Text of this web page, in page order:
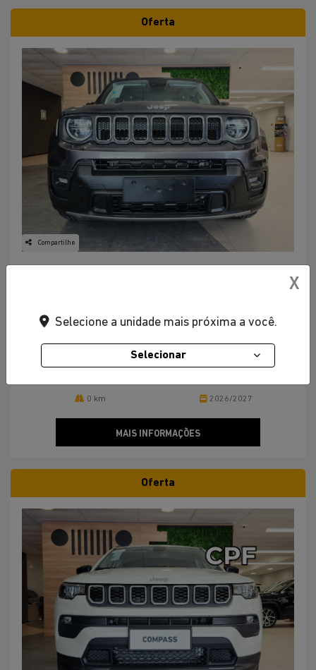
Oferta
Compartilhe
Jeep Potenza Volta Redonda
de R$ 175.990,00
por R$ 155.900,00
0 km 2026/2027
MAIS INFORMAÇÕES
Oferta
X
Selecione a unidade mais próxima a você.
Selecionar